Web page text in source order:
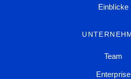
Einblicke
Team
Enterprise